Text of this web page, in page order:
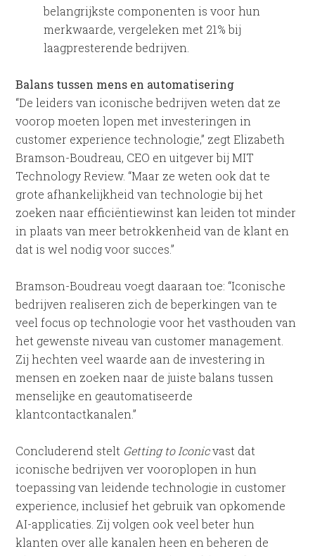
belangrijkste componenten is voor hun
merkwaarde, vergeleken met 21% bij
laagpresterende bedrijven.
Balans tussen mens en automatisering
“De leiders van iconische bedrijven weten dat ze
voorop moeten lopen met investeringen in
customer experience technologie,” zegt Elizabeth
Bramson-Boudreau, CEO en uitgever bij MIT
Technology Review. “Maar ze weten ook dat te
grote afhankelijkheid van technologie bij het
zoeken naar efficiëntiewinst kan leiden tot minder
in plaats van meer betrokkenheid van de klant en
dat is wel nodig voor succes.”
Bramson-Boudreau voegt daaraan toe: “Iconische
bedrijven realiseren zich de beperkingen van te
veel focus op technologie voor het vasthouden van
het gewenste niveau van customer management.
Zij hechten veel waarde aan de investering in
mensen en zoeken naar de juiste balans tussen
menselijke en geautomatiseerde
klantcontactkanalen.”
Concluderend stelt Getting to Iconicvast dat
iconische bedrijven ver vooroplopen in hun
toepassing van leidende technologie in customer
experience, inclusief het gebruik van opkomende
AI-applicaties. Zij volgen ook veel beter hun
klanten over alle kanalen heen en beheren de